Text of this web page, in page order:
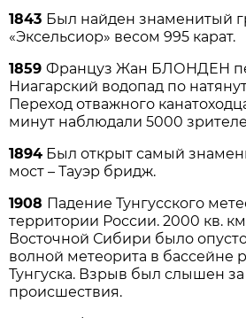
1843 Был найден знаменитый
«Эксельсиор» весом 995 карат.
1859Француз Жан БЛОНДЕН
Ниагарский водопад по
Переход отважного
минут наблюдали 5000
1894 Был открыт самый
мост – Тауэр бридж.
1908 Падение Тунгусского
территории России. 2000 кв.
Восточной Сибири было
волной метеорита в бассейне
Тунгуска. Взрыв был слышен за
происшествия.